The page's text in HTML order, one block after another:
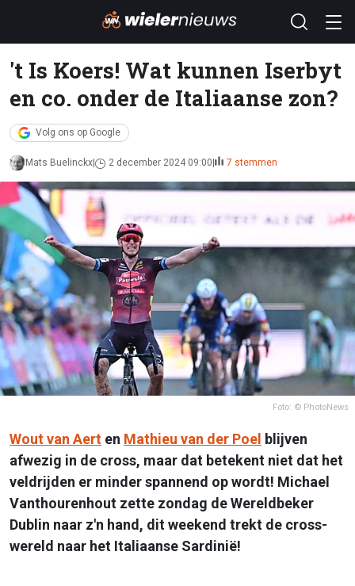
't Is Koers! Wat kunnen Iserbyt
en co. onder de Italiaanse zon?
Volg ons op Google
Mats Buelinckx 2 december 2024 09:00 7 stemmen
Foto: © PhotoNews
Wout van Aert en Mathieu van der Poel blijven
afwezig in de cross, maar dat betekent niet dat het
veldrijden er minder spannend op wordt! Michael
Vanthourenhout zette zondag de Wereldbeker
Dublin naar z'n hand, dit weekend trekt de cross-
wereld naar het Italiaanse Sardinië!